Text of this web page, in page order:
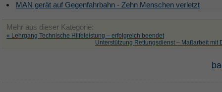
MAN gerät auf Gegenfahrbahn - Zehn Menschen verletzt
Mehr aus dieser Kategorie:
« Lehrgang Technische Hilfeleistung – erfolgreich beendet
Unterstützung Rettungsdienst – Maßarbeit mit